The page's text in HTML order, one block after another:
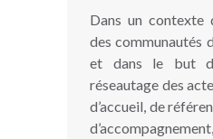
Dans un contexte
des communautés
et dans le but
réseautage des
d’accueil, de